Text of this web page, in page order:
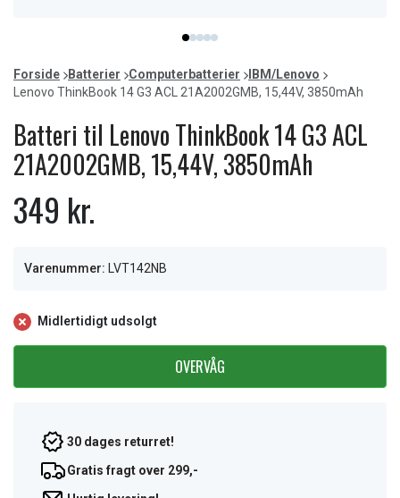
item
0
item
1
item
2
item
3
item
4
of
5
Forside Batterier Computerbatterier
IBM/Lenovo
Lenovo ThinkBook 14 G3 ACL 21A2002GMB, 15,44V, 3850mAh
Batteri til Lenovo ThinkBook 14 G3 ACL
21A2002GMB, 15,44V, 3850mAh
349 kr.
Varenummer: LVT142NB
Midlertidigt udsolgt
OVERVÅG
30 dages returret!
Gratis fragt over 299,-